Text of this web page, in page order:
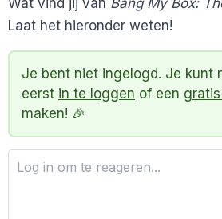
Laat het hieronder weten!
Je bent niet ingelogd. Je kunt
eerst in te loggen of een
maken! 🎉